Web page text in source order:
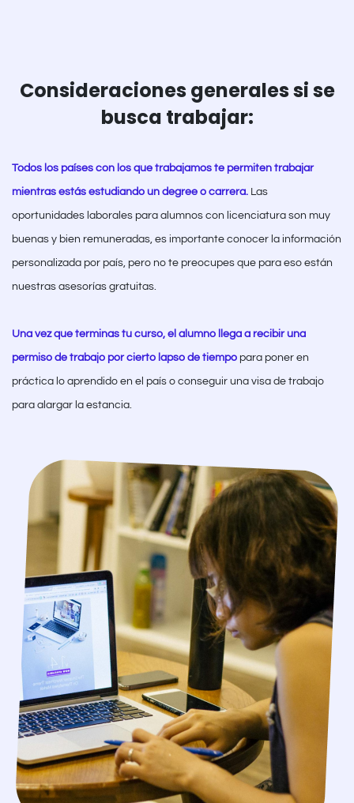
Consideraciones generales si se
busca trabajar:
Todos los países con los que trabajamos te permiten trabajar
mientras estás estudiando un degree o carrera. Las
oportunidades laborales para alumnos con licenciatura son muy
buenas y bien remuneradas, es importante conocer la información
personalizada por país, pero no te preocupes que para eso están
nuestras asesorías gratuitas.
Una vez que terminas tu curso, el alumno llega a recibir una
permiso de trabajo por cierto lapso de tiempo para poner en
práctica lo aprendido en el país o conseguir una visa de trabajo
para alargar la estancia.